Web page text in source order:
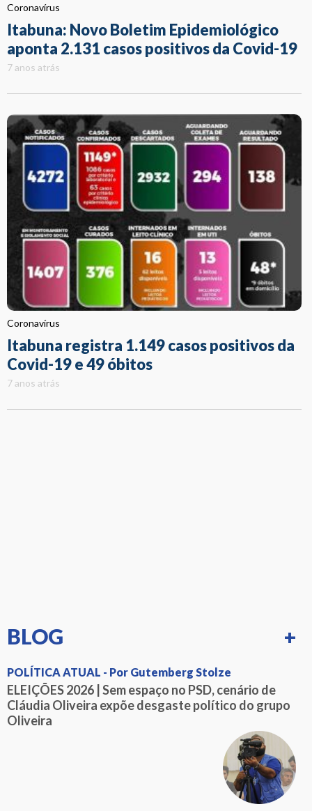
Coronavírus
Itabuna: Novo Boletim Epidemiológico
aponta 2.131 casos positivos da Covid-19
7 anos atrás
Coronavírus
Itabuna registra 1.149 casos positivos da
Covid-19 e 49 óbitos
7 anos atrás
BLOG +
POLÍTICA ATUAL - Por Gutemberg Stolze
ELEIÇÕES 2026 | Sem espaço no PSD, cenário de
Cláudia Oliveira expõe desgaste político do grupo
Oliveira